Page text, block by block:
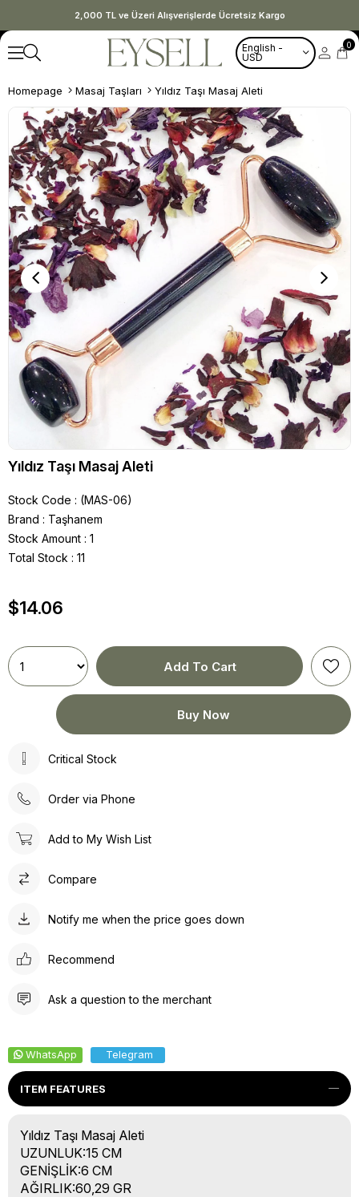
2,000 TL ve Üzeri Alışverişlerde Ücretsiz Kargo
English -
USD
0
Homepage Masaj Taşları Yıldız Taşı Masaj Aleti
Yıldız Taşı Masaj Aleti
Stock Code
(MAS-06)
Brand : Taşhanem
Stock Amount : 1
Total Stock : 11
$14.06
Critical Stock
Order via Phone
Add to My Wish List
Compare
Notify me when the price goes down
Recommend
Ask a question to the merchant
WhatsApp Telegram
ITEM FEATURES
Yıldız Taşı Masaj Aleti
UZUNLUK:15 CM
GENİŞLİK:6 CM
AĞIRLIK:60,29 GR